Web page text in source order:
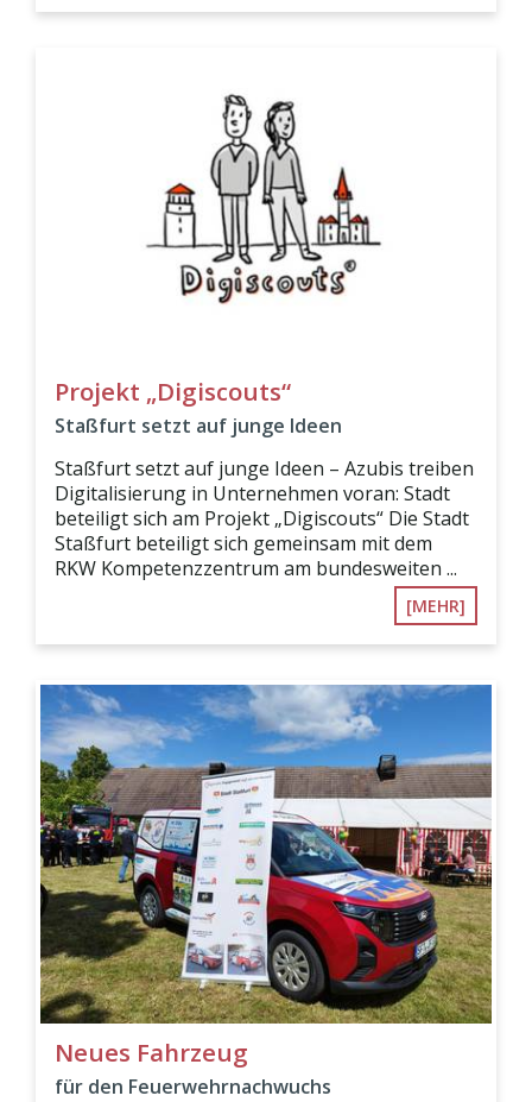
Projekt „Digiscouts“
Staßfurt setzt auf junge Ideen
Staßfurt setzt auf junge Ideen – Azubis treiben
Digitalisierung in Unternehmen voran: Stadt
beteiligt sich am Projekt „Digiscouts“ Die Stadt
Staßfurt beteiligt sich gemeinsam mit dem
RKW Kompetenzzentrum am bundesweiten ...
[MEHR]
Neues Fahrzeug
für den Feuerwehrnachwuchs